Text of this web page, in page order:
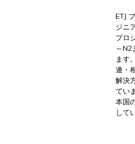
ETJ
ジニ
プロ
～N2
ます
連・
解決
てい
本国
して